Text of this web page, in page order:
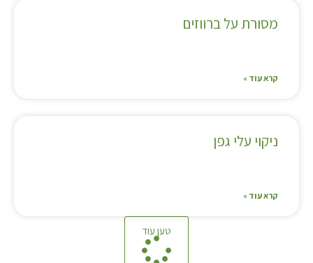
מסורת על ברווזים
קרא עוד »
ניקוי עלי גפן
קרא עוד »
טען עוד